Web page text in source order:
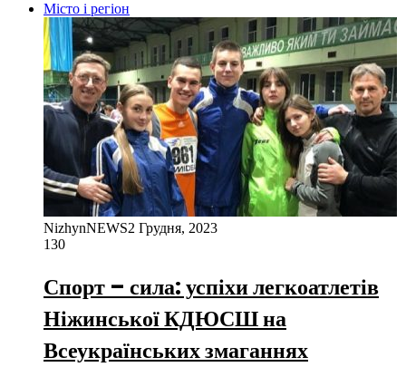
Місто і регіон
NizhynNEWS2 Грудня, 2023
130
Спорт – сила: успіхи легкоатлетів
Ніжинської КДЮСШ на
Всеукраїнських змаганнях